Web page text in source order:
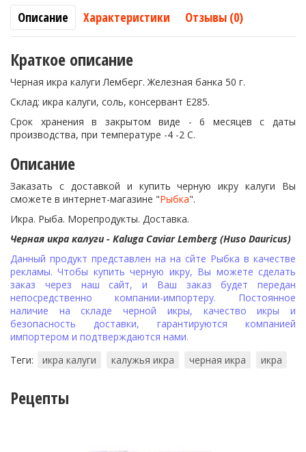
Описание
Характеристики Отзывы (0)
Краткое описание
Черная икра калуги Лемберг. Железная банка 50 г.
Склад: икра калуги, соль, консервант Е285.
Срок хранения в закрытом виде - 6 месяцев с даты
производства, при температуре -4 -2 С.
Описание
Заказать с доставкой и купить черную икру калуги Вы
сможете в интернет-магазине "Рыбка".
Икра. Рыба. Морепродукты. Доставка.
Черная икра калуги - Kaluga Caviar Lemberg (Huso Dauricus)
Данный продукт представлен на на сйте Рыбка в качестве
рекламы. Чтобы купить черную икру, Вы можете сделать
заказ через наш сайт, и Ваш заказ будет передан
непосредственно компании-импортеру. Постоянное
наличие на складе черной икры, качество икры и
безопасность доставки, гарантируются компанией
импортером и подтверждаются нами.
Теги:
икра калуги калужья икра черная икра икра
Рецепты